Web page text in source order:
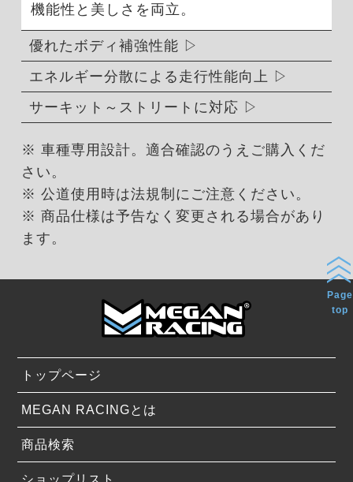
機能性と美しさを両立。
優れたボディ補強性能
エネルギー分散による走行性能向上
サーキット～ストリートに対応
※ 車種専用設計。適合確認のうえご購入くだ
さい。
※ 公道使用時は法規制にご注意ください。
※ 商品仕様は予告なく変更される場合があり
ます。
トップページ
MEGAN RACINGとは
商品検索
Page
top